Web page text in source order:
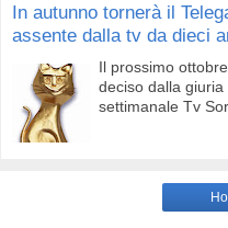
In autunno tornerà il
assente dalla tv da dieci
Il prossimo
deciso dalla
settimanale Tv